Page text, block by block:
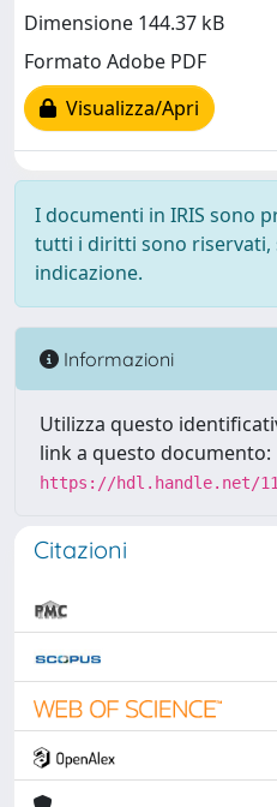
Dimensione 144.37 kB
Formato Adobe PDF
Visualizza/Apri
I documenti in IRIS sono
tutti i diritti sono riservati,
indicazione.
Informazioni
Utilizza questo
link a questo documento:
https://hdl.handle.net/
Citazioni